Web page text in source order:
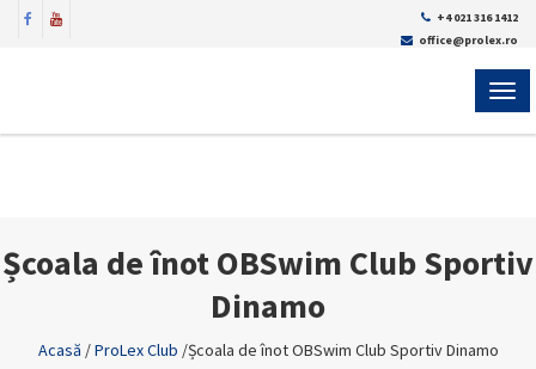
+4 021 316 1412
office@prolex.ro
Școala de înot OBSwim Club Sportiv
Dinamo
Acasă /ProLex Club /Școala de înot OBSwim Club Sportiv Dinamo